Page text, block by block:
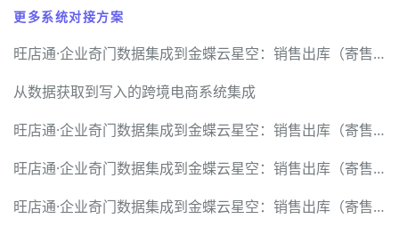
更多系统对接方案
旺店通·企业奇门数据集成到金蝶云星空：销售出库（寄售业务）案例分享
从数据获取到写入的跨境电商系统集成
旺店通·企业奇门数据集成到金蝶云星空：销售出库（寄售业务）案例分享
旺店通·企业奇门数据集成到金蝶云星空：销售出库（寄售业务）案例分享
旺店通·企业奇门数据集成到金蝶云星空：销售出库（寄售业务）案例分享